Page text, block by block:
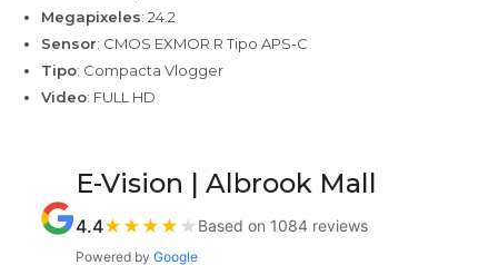
Megapixeles: 24.2
Sensor: CMOS EXMOR R Tipo APS-C
Tipo: Compacta Vlogger
Video: FULL HD
E-Vision | Albrook Mall
4.4★ ★ ★ ★ ★ Based on 1084 reviews
Powered by Google